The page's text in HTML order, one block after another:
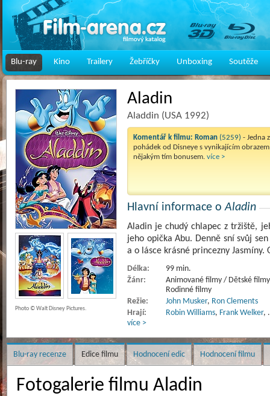
Blu-ray Kino Trailery Žebříčky Unboxing Soutěže
Aladin
Aladdin (USA 1992)
Komentář k filmu: Roman (5259) - Jedna
pohádek od Disneye s vynikajícím
nějakým tím bonusem. více >
Hlavní informace oAladin
Aladin je chudý chlapec z tržiště,
jeho opička Abu. Denně sní svůj
a o lásce krásné princezny Jasmíny.
Délka:
99 min.
Žánr:
Animované filmy / Dětské
Rodinné filmy
Režie:
John Musker, Ron Clements
Hrají:
Robin Williams, Frank Welker,
více >
Photo © Walt Disney Pictures.
Blu-ray recenze Edice filmu Hodnocení edic Hodnocení filmu
Fotogalerie filmu Aladin